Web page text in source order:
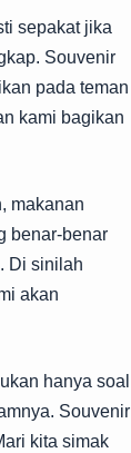
sepakat jika
Souvenir
pada teman
kami bagikan
makanan
benar-benar
Di sinilah
akan
hanya soal
Souvenir
kita simak